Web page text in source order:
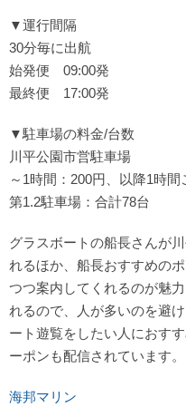
▼運行間隔
30分毎に出航
始発便 09:00発
最終便 17:00発
▼駐車場の料金/台数
川平公園市営駐車場
～1時間：200円、以降1時間
第1.2駐車場：合計78台
グラスボートの船長さんが
れるほか、船長おすすめの
つつ案内してくれるのが魅
れるので、人が多いのを避
ート遊覧をしたい人におす
ーポンも配信されています。
海邦マリン